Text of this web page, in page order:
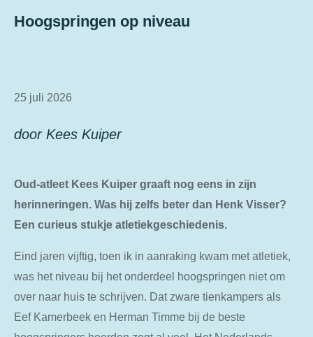
Hoogspringen op niveau
25 juli 2026
door Kees Kuiper
Oud-atleet Kees Kuiper graaft nog eens in zijn
herinneringen. Was hij zelfs beter dan Henk Visser?
Een curieus stukje atletiekgeschiedenis.
Eind jaren vijftig, toen ik in aanraking kwam met atletiek,
was het niveau bij het onderdeel hoogspringen niet om
over naar huis te schrijven. Dat zware tienkampers als
Eef Kamerbeek en Herman Timme bij de beste